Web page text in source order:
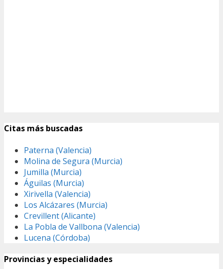
Citas más buscadas
Paterna (Valencia)
Molina de Segura (Murcia)
Jumilla (Murcia)
Águilas (Murcia)
Xirivella (Valencia)
Los Alcázares (Murcia)
Crevillent (Alicante)
La Pobla de Vallbona (Valencia)
Lucena (Córdoba)
Provincias y especialidades